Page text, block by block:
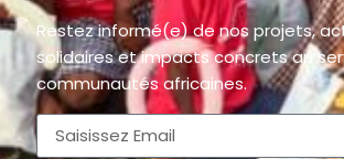
Restez informé(e) de nos projets,
solidaires et impacts concrets au
communautés africaines.